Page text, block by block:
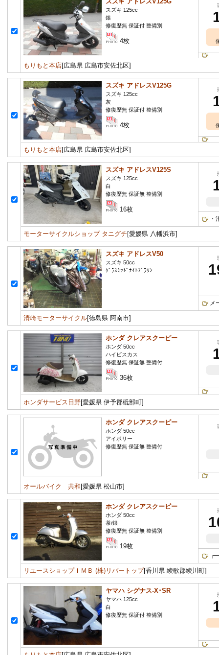
スズキ 125cc
銀
修復歴無 保証付 整備別
4枚
もりもと本店[広島県 広島市安佐北区]
スズキ アドレスV125G
スズキ 125cc
灰
修復歴無 保証付 整備別
4枚
もりもと本店[広島県 広島市安佐北区]
スズキ アドレスV125S
スズキ 125cc
白
修復歴無 保証無 整備別
16枚
・
モーターサイクルショップ タニグチ [愛媛県 八幡浜市]
スズキ アドレスV50
スズキ 50cc
ｸﾞﾗｽﾐｯﾄﾞﾅｲﾄﾌﾞﾗｳﾝ
メ
清崎モーターサイクル[徳島県 阿南市]
ホンダ クレアスクーピー
ホンダ 50cc
ハイビスカス
修復歴無 保証無 整備付
36枚
ホンダサービス日野[愛媛県 伊予郡砥部町]
ホンダ クレアスクーピー
ホンダ 50cc
アイボリー
修復歴無 保証無 整備付
オールバイク 共和 [愛媛県 松山市]
ホンダ クレアスクーピー
ホンダ 50cc
茶/銀
修復歴無 保証無 整備別
19枚
リユースショップＩＭＢ (株)リバートップ[香川県 綾歌郡綾川町]
ヤマハ シグナス-X･SR
ヤマハ 125cc
白
修復歴無 保証付 整備別